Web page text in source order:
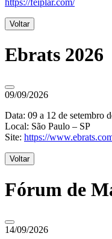
https://feiplar.com/
Voltar
Ebrats 2026
09/09/2026
Data: 09 a 12 de setembro
Local: São Paulo – SP
Site: https://
Voltar
Fórum de
14/09/2026